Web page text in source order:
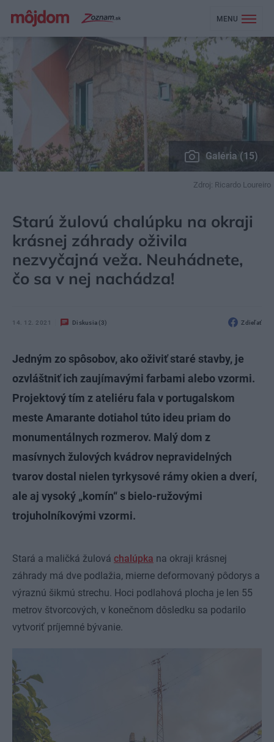
MENU
Galéria (15)
Zdroj: Ricardo Loureiro
Starú žulovú chalúpku na okraji
krásnej záhrady oživila
nezvyčajná veža. Neuhádnete,
čo sa v nej nachádza!
14. 12. 2021 Diskusia (3) Zdieľať
Jedným zo spôsobov, ako oživiť staré stavby, je
ozvláštniť ich zaujímavými farbami alebo vzormi.
Projektový tím z ateliéru fala v portugalskom
meste Amarante dotiahol túto ideu priam do
monumentálnych rozmerov. Malý dom z
masívnych žulových kvádrov nepravidelných
tvarov dostal nielen tyrkysové rámy okien a dverí,
ale aj vysoký „komín“ s bielo-ružovými
trojuholníkovými vzormi.
Stará a maličká žulová chalúpka na okraji krásnej
záhrady má dve podlažia, mierne deformovaný pôdorys a
výraznú šikmú strechu. Hoci podlahová plocha je len 55
metrov štvorcových, v konečnom dôsledku sa podarilo
vytvoriť príjemné bývanie.